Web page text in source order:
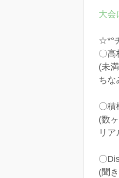
大会
☆*°
〇高
(未
ちな
〇積
(数
リ
〇
(聞